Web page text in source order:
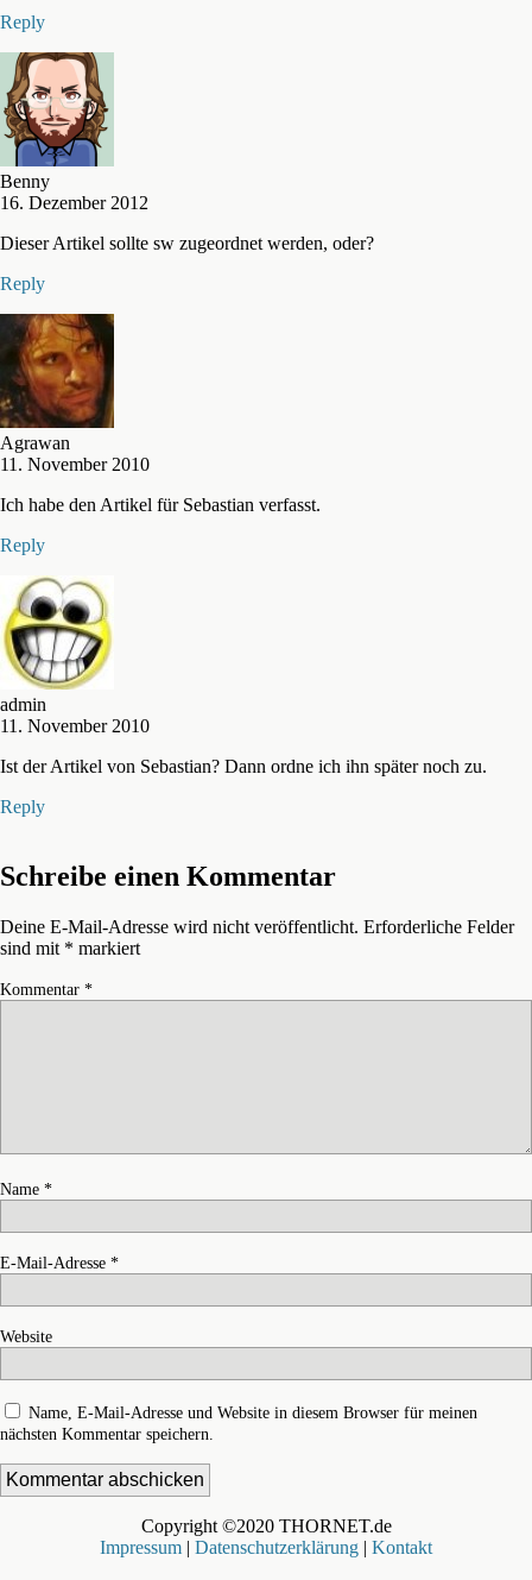
Reply
Benny
16. Dezember 2012
Dieser Artikel sollte sw zugeordnet werden, oder?
Reply
Agrawan
11. November 2010
Ich habe den Artikel für Sebastian verfasst.
Reply
admin
11. November 2010
Ist der Artikel von Sebastian? Dann ordne ich ihn später noch zu.
Reply
Schreibe einen Kommentar
Deine E-Mail-Adresse wird nicht veröffentlicht. Erforderliche Felder
sind mit * markiert
Kommentar *
Name *
E-Mail-Adresse *
Website
Name, E-Mail-Adresse und Website in diesem Browser für meinen
nächsten Kommentar speichern.
Copyright ©2020 THORNET.de
Impressum | Datenschutzerklärung | Kontakt